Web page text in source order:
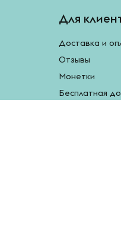
Для
Доставка и
Отзывы
Монетки
Бесплатная